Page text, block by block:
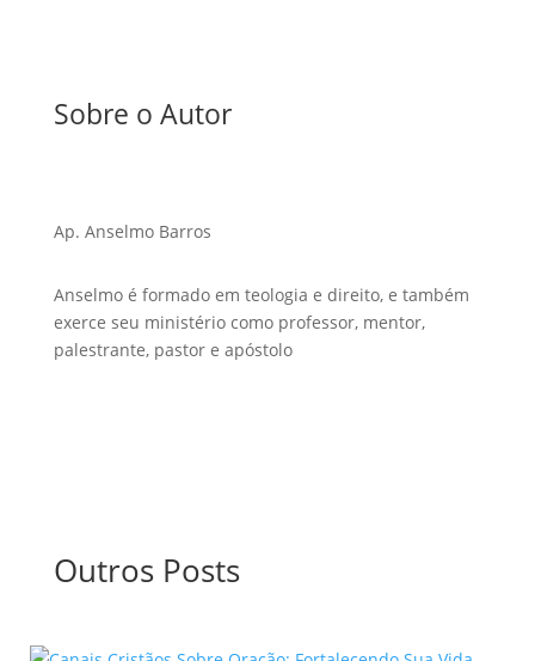
Sobre o Autor
Ap. Anselmo Barros
Anselmo é formado em teologia e direito, e também
exerce seu ministério como professor, mentor,
palestrante, pastor e apóstolo
Outros Posts